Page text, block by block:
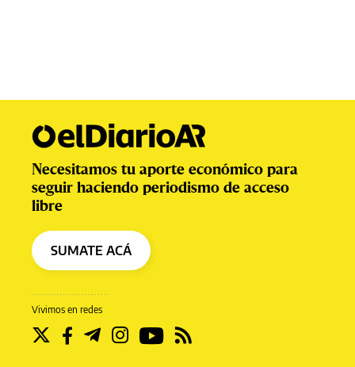
Vivimos en redes
Necesitamos tu aporte económico para
seguir haciendo periodismo de acceso
libre
SUMATE ACÁ